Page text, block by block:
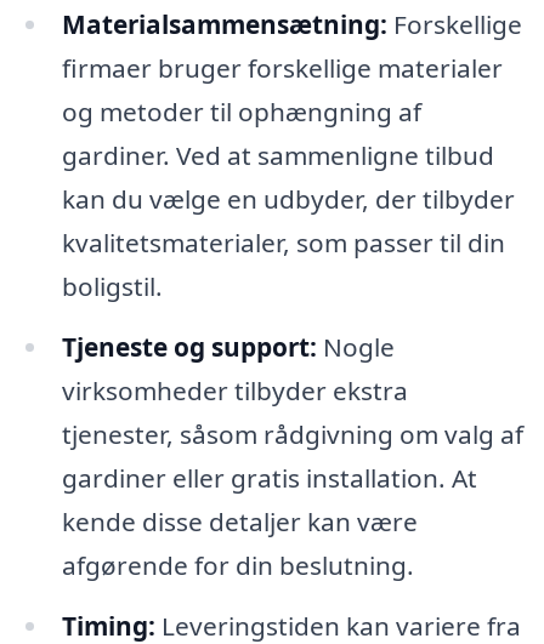
Materialsammensætning: Forskellige
firmaer bruger forskellige materialer
og metoder til ophængning af
gardiner. Ved at sammenligne tilbud
kan du vælge en udbyder, der tilbyder
kvalitetsmaterialer, som passer til din
boligstil.
Tjeneste og support: Nogle
virksomheder tilbyder ekstra
tjenester, såsom rådgivning om valg af
gardiner eller gratis installation. At
kende disse detaljer kan være
afgørende for din beslutning.
Timing: Leveringstiden kan variere fra